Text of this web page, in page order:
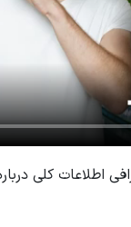
اطلاعات کلی